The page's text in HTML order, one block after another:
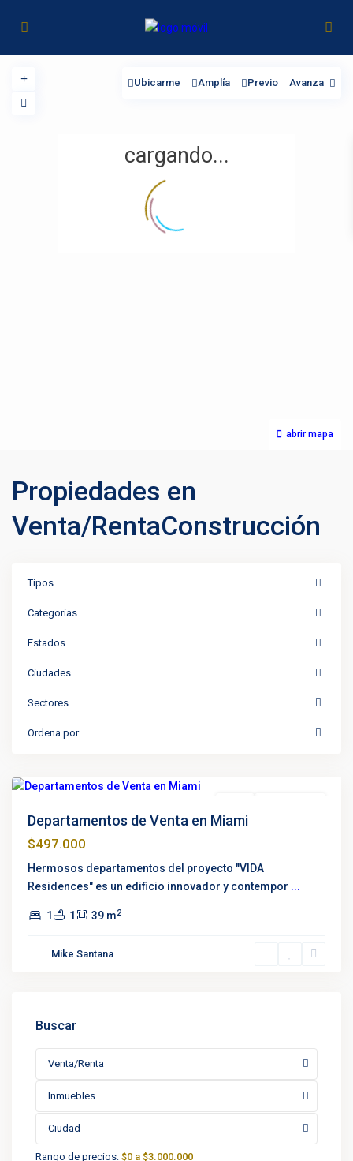
cargando...
abrir mapa
Ubicarme Amplía Previo Avanza
Propiedades en
Venta/RentaConstrucción
Tipos
Categorías
Estados
Ciudades
Sectores
Ordena por
Departamentos de Venta en Miami
$497.000
Hermosos departamentos del proyecto "VIDA
Residences" es un edificio innovador y contempor ...
1 1 39 m2
Mike Santana
Buscar
Venta/Renta
Inmuebles
Ciudad
Rango de precios: $0 a $3.000.000